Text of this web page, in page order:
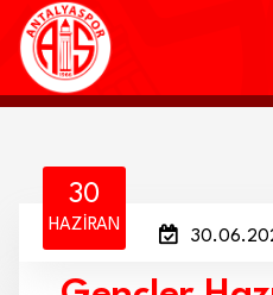
KULÜP
30
HAZIRAN